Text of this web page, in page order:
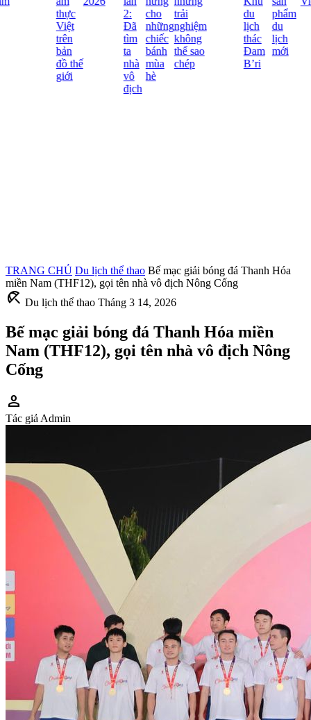
thực
Việt
trên
bản
đồ thế
giới
2:
Đã
tìm
ta
nhà
vô
địch
cho
những
chiếc
bánh
mùa
hè
trải
nghiệm
không
thể sao
chép
du
lịch
thác
Đam
B’ri
phẩm
du
lịch
mới
TRANG CHỦ Du lịch thể thao Bế mạc giải bóng đá Thanh Hóa
miền Nam (THF12), gọi tên nhà vô địch Nông Cống
beach_access Du lịch thể thao Tháng 3 14, 2026
Bế mạc giải bóng đá Thanh Hóa miền
Nam (THF12), gọi tên nhà vô địch Nông
Cống
person
Tác giả Admin